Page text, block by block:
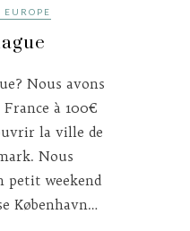
EUROPE
Nous avons
à 100€
la ville de
Nous
petit weekend
København…